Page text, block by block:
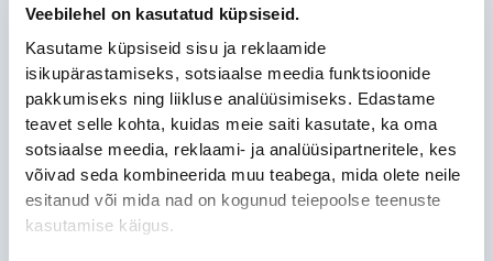
Veebilehel on kasutatud küpsiseid.
Kasutame küpsiseid sisu ja reklaamide
isikupärastamiseks, sotsiaalse meedia funktsioonide
pakkumiseks ning liikluse analüüsimiseks. Edastame
teavet selle kohta, kuidas meie saiti kasutate, ka oma
sotsiaalse meedia, reklaami- ja analüüsipartneritele, kes
võivad seda kombineerida muu teabega, mida olete neile
esitanud või mida nad on kogunud teiepoolse teenuste
kasutamise käigus.
Tint
november 5, 2024